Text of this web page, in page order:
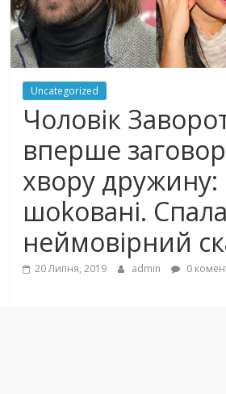
Uncategorized
Чоловік
вперше
хвoрy дружину:
шоkoвaнi.
неймовірний
20 Липня, 2019 admin 0